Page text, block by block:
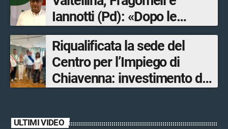
Iannotti (Pd): «Dopo le
Olimpiadi solo un terzo delle
opere sostitutive sarà
ultimato entro il 2026»
Riqualificata la sede del
Centro per l’Impiego di
Chiavenna: investimento da
ULTIMI VIDEO